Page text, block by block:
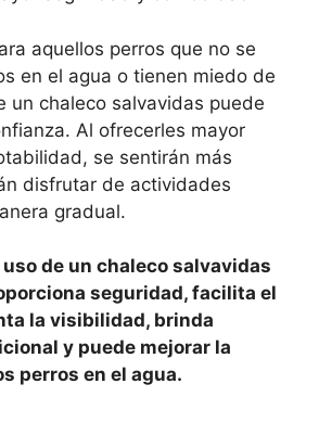
aquellos perros que no se
en el agua o tienen miedo de
un chaleco salvavidas puede
Al ofrecerles mayor
se sentirán más
disfrutar de actividades
gradual.
uso de un chaleco salvavidas
seguridad, facilita el
la visibilidad, brinda
y puede mejorar la
perros en el agua.